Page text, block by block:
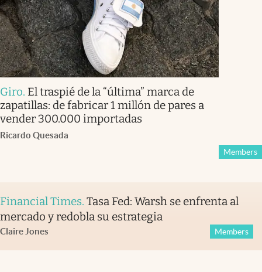
Giro. El traspié de la “última” marca de
zapatillas: de fabricar 1 millón de pares a
vender 300.000 importadas
Ricardo Quesada
Members
Financial Times. Tasa Fed: Warsh se enfrenta al
mercado y redobla su estrategia
Claire Jones Members